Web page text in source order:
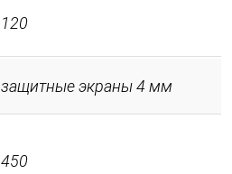
120
защитные экраны 4 мм
450